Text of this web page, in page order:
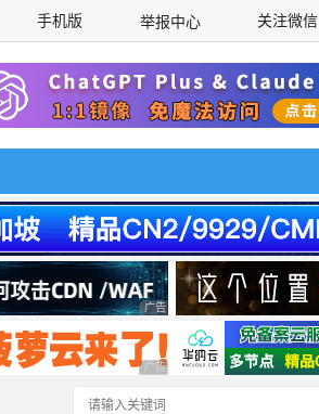
手机版 举报中心 关注微信
性选择
广告 商业广告，理性选择
广告 商业广告，理性选择